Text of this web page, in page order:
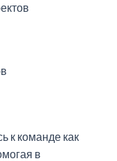
к команде как
в